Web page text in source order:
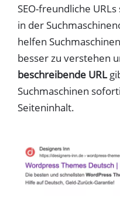
SEO-freundliche
in der
helfen
besser zu verstehen
beschreibende URL
Suchmaschinen
Seiteninhalt.